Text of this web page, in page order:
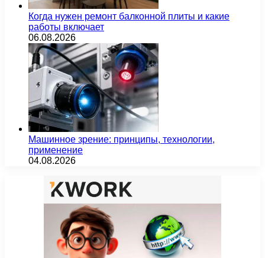
Когда нужен ремонт балконной плиты и какие
работы включает
06.08.2026
Машинное зрение: принципы, технологии,
применение
04.08.2026